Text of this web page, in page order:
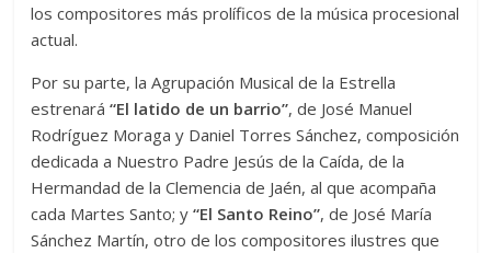
los compositores más prolíficos de la música procesional
actual.
Por su parte, la Agrupación Musical de la Estrella
estrenará“El latido de un barrio”, de José Manuel
Rodríguez Moraga y Daniel Torres Sánchez, composición
dedicada a Nuestro Padre Jesús de la Caída, de la
Hermandad de la Clemencia de Jaén, al que acompaña
cada Martes Santo; y“El Santo Reino”, de José María
Sánchez Martín, otro de los compositores ilustres que